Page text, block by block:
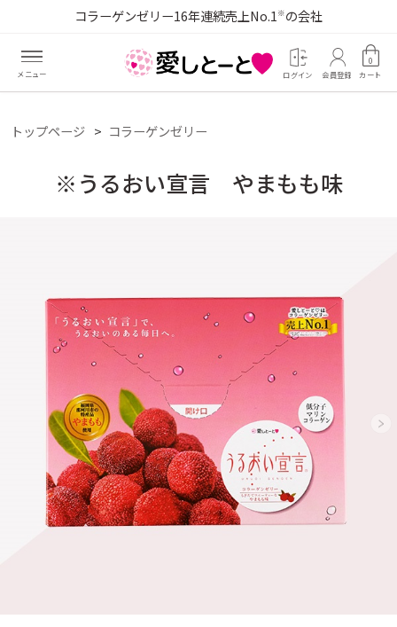
コラーゲンゼリー16年連続売上No.1 ※の会社
ログイン 会員登録 カート
0
トップページ コラーゲンゼリー
※うるおい宣言 やまもも味